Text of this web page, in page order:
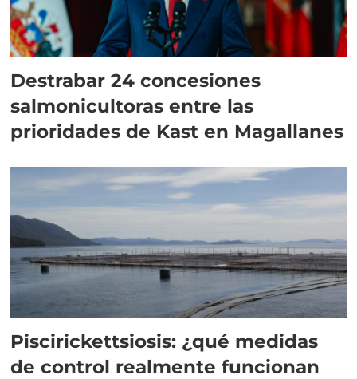
Destrabar 24 concesiones
salmonicultoras entre las
prioridades de Kast en Magallanes
Piscirickettsiosis: ¿qué medidas
de control realmente funcionan